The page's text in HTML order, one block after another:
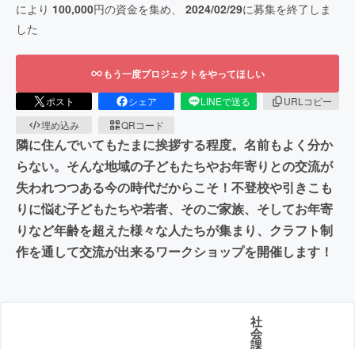
により 100,000円の資金を集め、 2024/02/29に募集を終了しま
した
もう一度プロジェクトをやってほしい
ポスト シェア LINEで送る
URLコピー
埋め込み
QRコード
隣に住んでいてもたまに挨拶する程度。名前もよく分か
らない。そんな地域の子どもたちやお年寄りとの交流が
失われつつある今の時代だからこそ！不登校や引きこも
りに悩む子どもたちや若者、そのご家族、そしてお年寄
りなど年齢を超えた様々な人たちが集まり、クラフト制
作を通して交流が出来るワークショップを開催します！
社
会
課